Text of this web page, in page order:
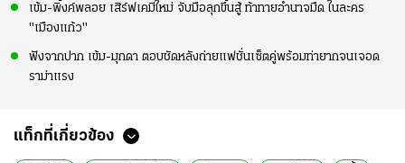
เข้ม-พิ้งค์พลอย เสิร์ฟเคมีใหม่ จับมือลุกขึ้นสู้ ท้าทายอำนาจมืด ในละคร
"เมืองแก้ว"
ฟังจากปาก เข้ม-มุกดา ตอบชัดหลังถ่ายแฟชั่นเซ็ตคู่พร้อมท่ายากจนเจอด
ราม่าแรง
แท็กที่เกี่ยวข้อง